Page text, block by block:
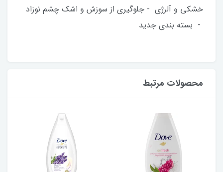
خشکی و آلرژی - جلوگیری از سوزش و اشک چشم نوزاد
- بسته بندی جدید
محصولات مرتبط